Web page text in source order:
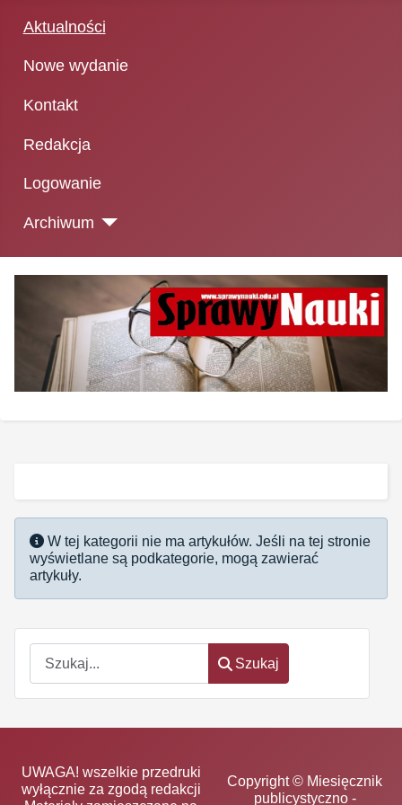
Aktualności
Nowe wydanie
Kontakt
Redakcja
Logowanie
Archiwum
Szukaj
Szukaj
Informacja
W tej kategorii nie ma artykułów. Jeśli na tej stronie
wyświetlane są podkategorie, mogą zawierać
artykuły.
UWAGA! wszelkie przedruki
wyłącznie za zgodą redakcji
Copyright © Miesięcznik
publicystyczno -